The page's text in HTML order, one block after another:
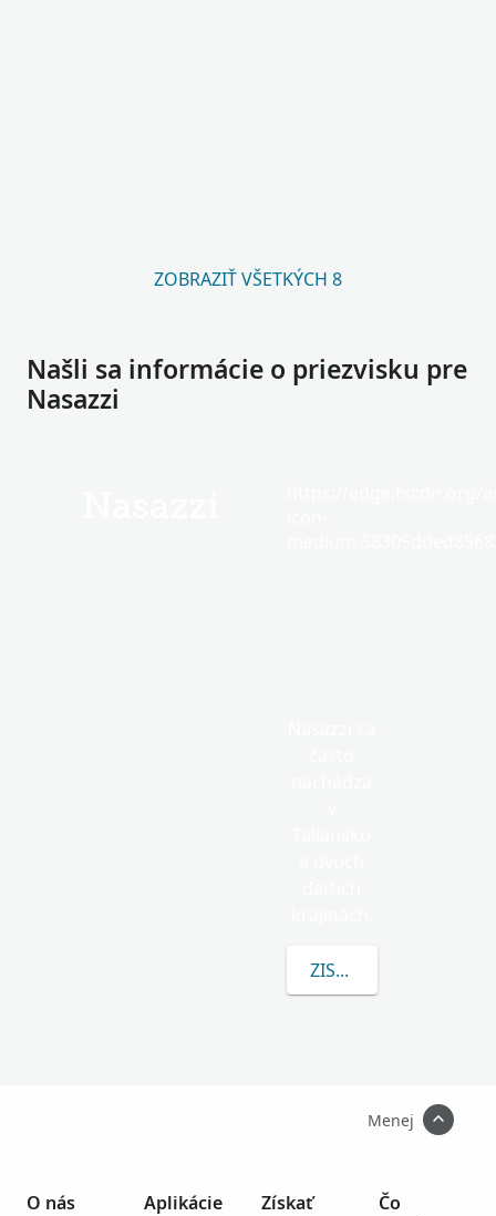
ZOBRAZIŤ VŠETKÝCH 8
Našli sa informácie o priezvisku pre
Nasazzi
ZISTITE VIAC O
Menej
O nás
Aplikácie
Získať
Čo